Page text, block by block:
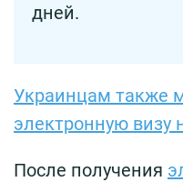
дней.
Украинцам также
электронную визу
После получения